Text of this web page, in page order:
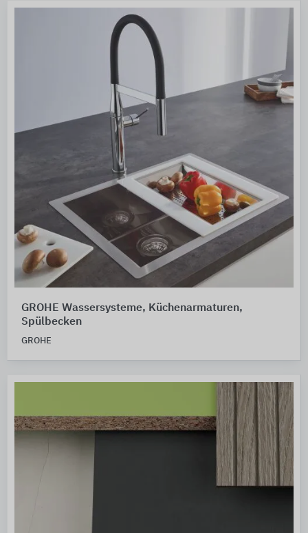
GROHE Wassersysteme, Küchenarmaturen,
Spülbecken
GROHE